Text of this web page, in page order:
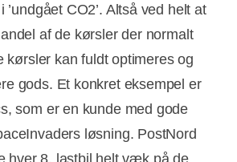
CO2’. Altså ved helt at
af de kørsler der normalt
kørsler kan fuldt optimeres og
gods. Et konkret eksempel er
som er en kunde med gode
løsning. PostNord
hver 8. lastbil helt væk på de